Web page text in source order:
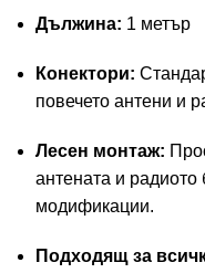
Дължина: 1 метър
Конектори:
повечето антени и
Лесен монтаж:
антената и радиото
модификации.
Подходящ за